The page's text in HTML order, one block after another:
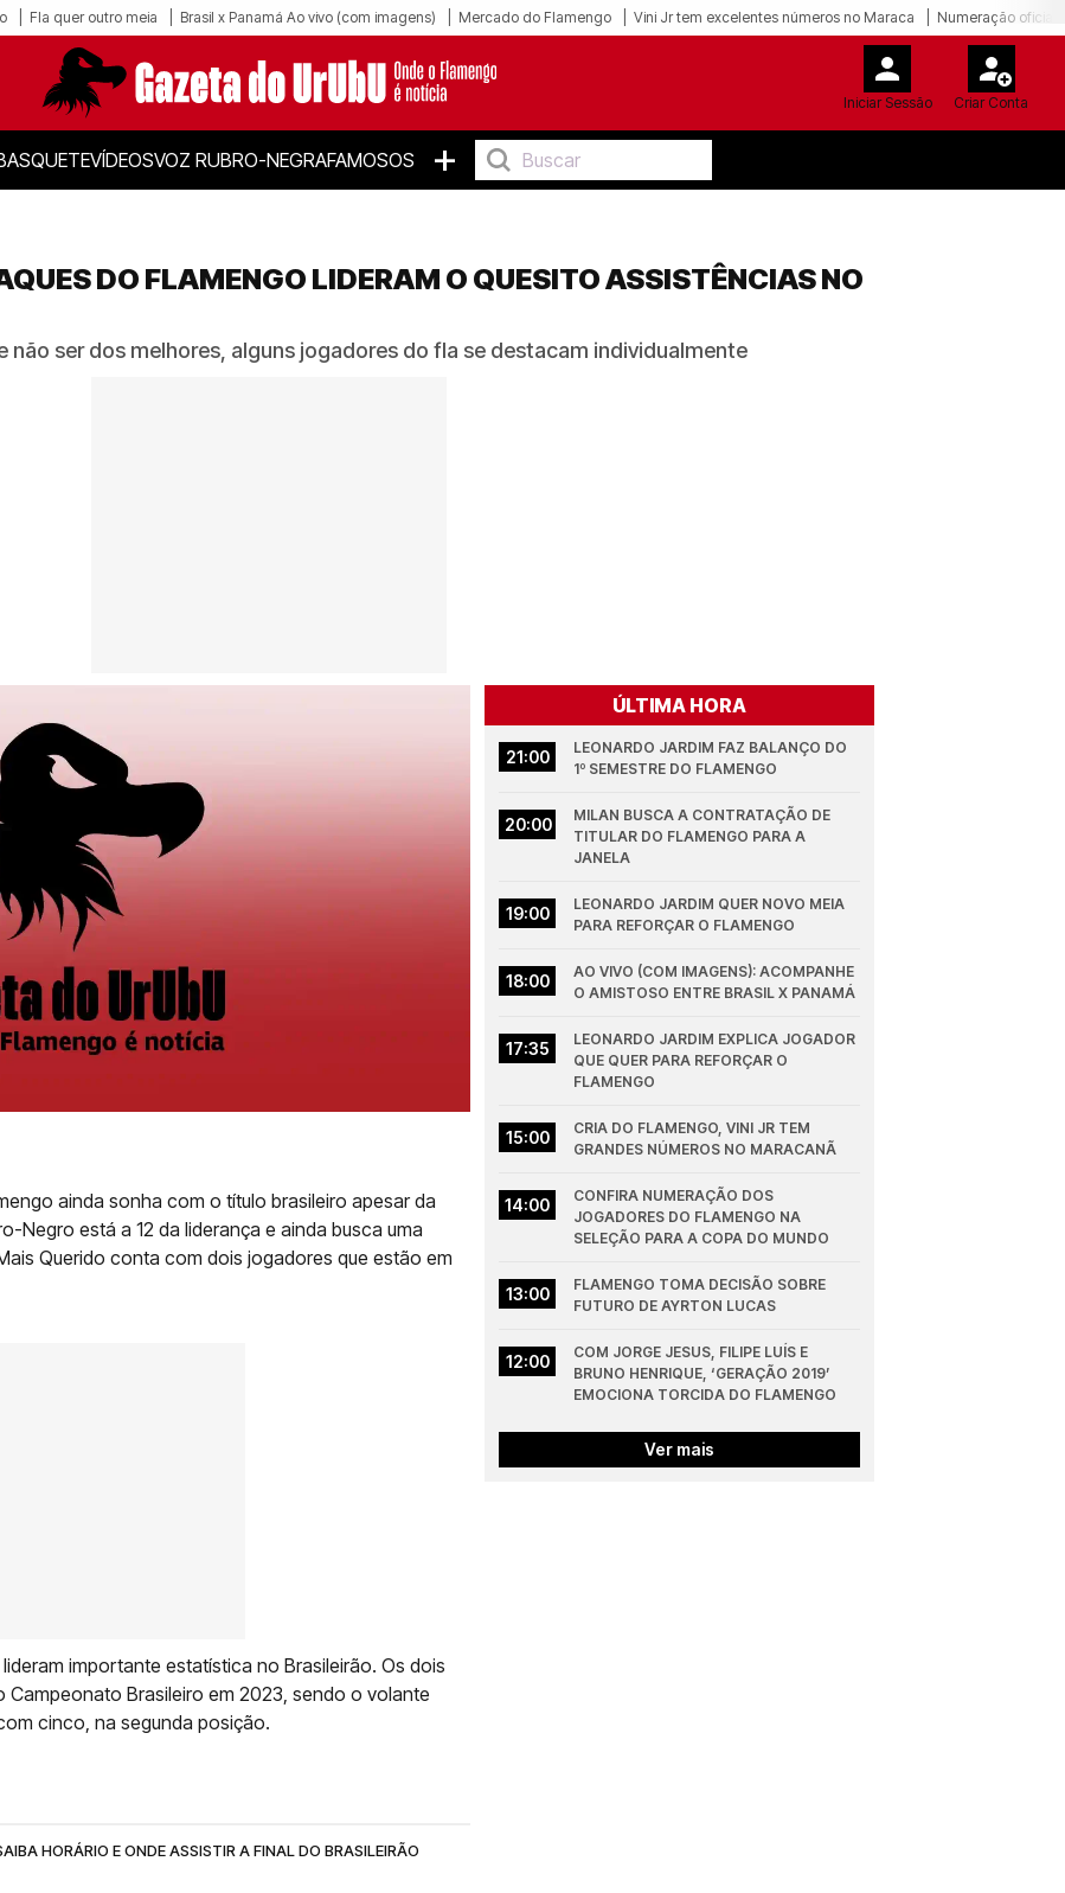
Fla quer outro meia Brasil x Panamá Ao vivo (com imagens) Mercado do Flamengo Vini Jr tem excelentes números no Maraca Numeração oficial
Iniciar Sessão Criar Conta
VÍDEOSVOZ RUBRO-NEGRAFAMOSOS +
DO FLAMENGO LIDERAM O QUESITO ASSISTÊNCIAS NO
ser dos melhores, alguns jogadores do fla se destacam individualmente
ainda sonha com o título brasileiro apesar da
Negro está a 12 da liderança e ainda busca uma
Querido conta com dois jogadores que estão em
importante estatística no Brasileirão. Os dois
Brasileiro em 2023, sendo o volante
cinco, na segunda posição.
HORÁRIO E ONDE ASSISTIR A FINAL DO BRASILEIRÃO
ÚLTIMA HORA
21:00
LEONARDO JARDIM FAZ BALANÇO DO
1º SEMESTRE DO FLAMENGO
20:00
MILAN BUSCA A CONTRATAÇÃO DE
TITULAR DO FLAMENGO PARA A
JANELA
19:00
LEONARDO JARDIM QUER NOVO MEIA
PARA REFORÇAR O FLAMENGO
18:00
AO VIVO (COM IMAGENS): ACOMPANHE
O AMISTOSO ENTRE BRASIL X PANAMÁ
17:35
LEONARDO JARDIM EXPLICA JOGADOR
QUE QUER PARA REFORÇAR O
FLAMENGO
15:00
CRIA DO FLAMENGO, VINI JR TEM
GRANDES NÚMEROS NO MARACANÃ
14:00
CONFIRA NUMERAÇÃO DOS
JOGADORES DO FLAMENGO NA
SELEÇÃO PARA A COPA DO MUNDO
13:00
FLAMENGO TOMA DECISÃO SOBRE
FUTURO DE AYRTON LUCAS
12:00
COM JORGE JESUS, FILIPE LUÍS E
BRUNO HENRIQUE, ‘GERAÇÃO 2019’
EMOCIONA TORCIDA DO FLAMENGO
Ver mais